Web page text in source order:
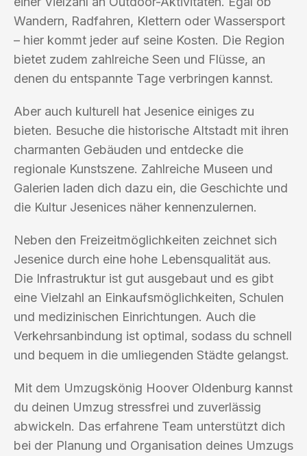
Wandern, Radfahren, Klettern oder Wassersport
– hier kommt jeder auf seine Kosten. Die Region
bietet zudem zahlreiche Seen und Flüsse, an
denen du entspannte Tage verbringen kannst.
Aber auch kulturell hat Jesenice einiges zu
bieten. Besuche die historische Altstadt mit ihren
charmanten Gebäuden und entdecke die
regionale Kunstszene. Zahlreiche Museen und
Galerien laden dich dazu ein, die Geschichte und
die Kultur Jesenices näher kennenzulernen.
Neben den Freizeitmöglichkeiten zeichnet sich
Jesenice durch eine hohe Lebensqualität aus.
Die Infrastruktur ist gut ausgebaut und es gibt
eine Vielzahl an Einkaufsmöglichkeiten, Schulen
und medizinischen Einrichtungen. Auch die
Verkehrsanbindung ist optimal, sodass du schnell
und bequem in die umliegenden Städte gelangst.
Mit dem Umzugskönig Hoover Oldenburg kannst
du deinen Umzug stressfrei und zuverlässig
abwickeln. Das erfahrene Team unterstützt dich
bei der Planung und Organisation deines Umzugs